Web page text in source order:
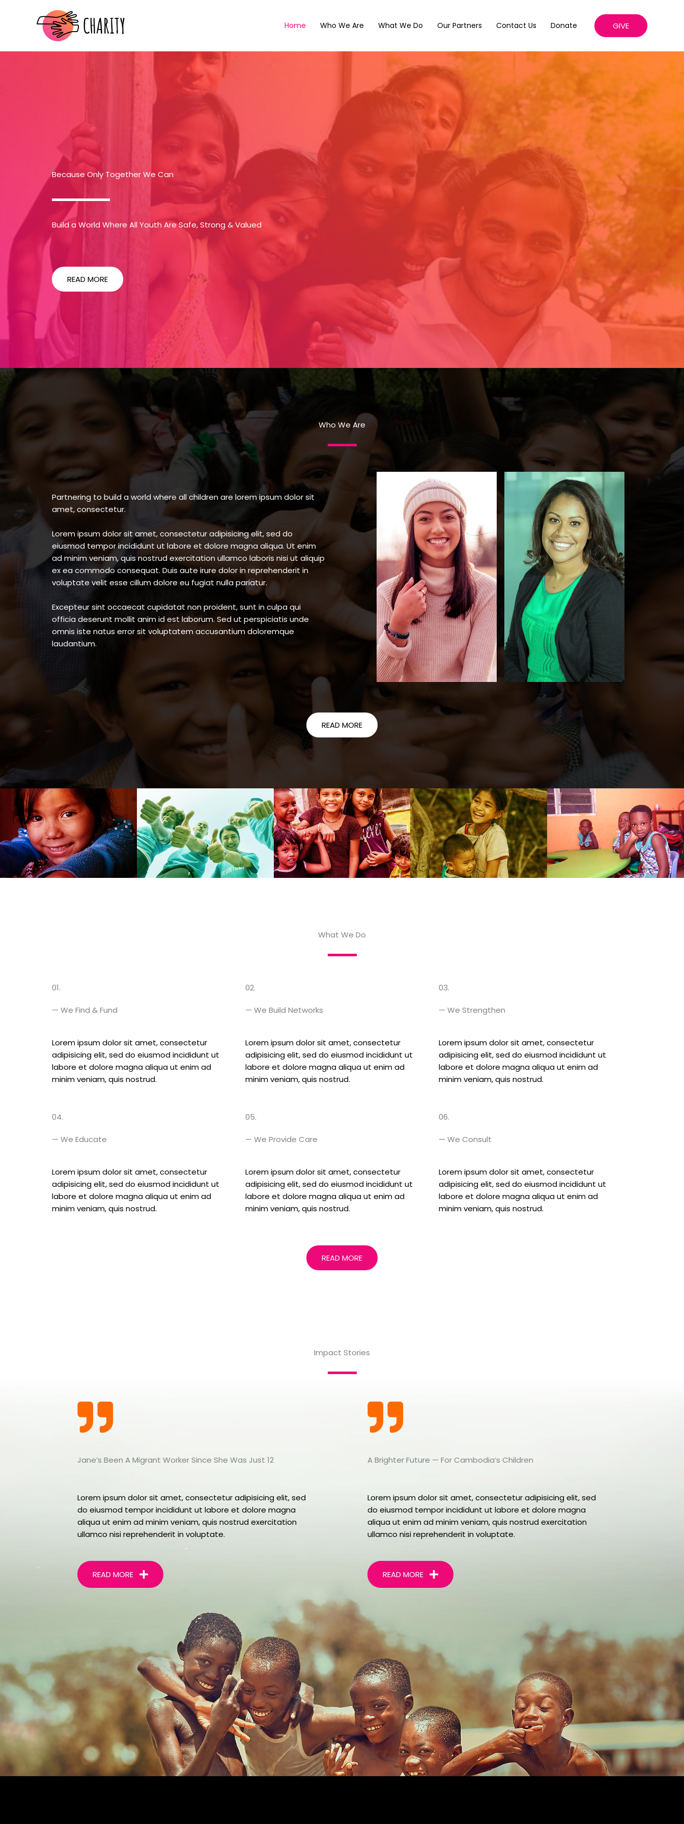
Home Who We Are What We Do Our Partners Contact Us Donate GIVE
Because Only Together We Can
Build a World Where All Youth Are Safe, Strong & Valued
READ MORE
Who We Are
Partnering to build a world where all children are lorem ipsum dolor sit
amet, consectetur.
Lorem ipsum dolor sit amet, consectetur adipisicing elit, sed do
eiusmod tempor incididunt ut labore et dolore magna aliqua. Ut enim
ad minim veniam, quis nostrud exercitation ullamco laboris nisi ut aliquip
ex ea commodo consequat. Duis aute irure dolor in reprehenderit in
voluptate velit esse cillum dolore eu fugiat nulla pariatur.
Excepteur sint occaecat cupidatat non proident, sunt in culpa qui
officia deserunt mollit anim id est laborum. Sed ut perspiciatis unde
omnis iste natus error sit voluptatem accusantium doloremque
laudantium.
READ MORE
What We Do
01.
— We Find & Fund
Lorem ipsum dolor sit amet, consectetur
adipisicing elit, sed do eiusmod incididunt ut
labore et dolore magna aliqua ut enim ad
minim veniam, quis nostrud.
02.
— We Build Networks
Lorem ipsum dolor sit amet, consectetur
adipisicing elit, sed do eiusmod incididunt ut
labore et dolore magna aliqua ut enim ad
minim veniam, quis nostrud.
03.
— We Strengthen
Lorem ipsum dolor sit amet, consectetur
adipisicing elit, sed do eiusmod incididunt ut
labore et dolore magna aliqua ut enim ad
minim veniam, quis nostrud.
04.
— We Educate
Lorem ipsum dolor sit amet, consectetur
adipisicing elit, sed do eiusmod incididunt ut
labore et dolore magna aliqua ut enim ad
minim veniam, quis nostrud.
05.
— We Provide Care
Lorem ipsum dolor sit amet, consectetur
adipisicing elit, sed do eiusmod incididunt ut
labore et dolore magna aliqua ut enim ad
minim veniam, quis nostrud.
06.
— We Consult
Lorem ipsum dolor sit amet, consectetur
adipisicing elit, sed do eiusmod incididunt ut
labore et dolore magna aliqua ut enim ad
minim veniam, quis nostrud.
READ MORE
Impact Stories
Jane’s Been A Migrant Worker Since She Was Just 12
Lorem ipsum dolor sit amet, consectetur adipisicing elit, sed
do eiusmod tempor incididunt ut labore et dolore magna
aliqua ut enim ad minim veniam, quis nostrud exercitation
ullamco nisi reprehenderit in voluptate.
READ MORE
A Brighter Future — For Cambodia’s Children
Lorem ipsum dolor sit amet, consectetur adipisicing elit, sed
do eiusmod tempor incididunt ut labore et dolore magna
aliqua ut enim ad minim veniam, quis nostrud exercitation
ullamco nisi reprehenderit in voluptate.
READ MORE